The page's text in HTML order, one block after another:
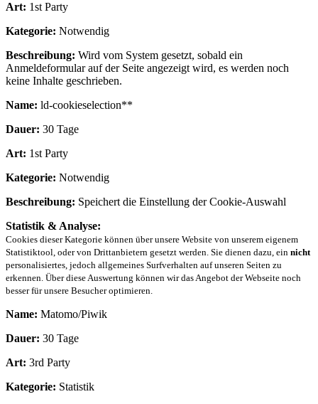
Art: 1st Party
Kategorie: Notwendig
Beschreibung: Wird vom System gesetzt, sobald ein
Anmeldeformular auf der Seite angezeigt wird, es werden noch
keine Inhalte geschrieben.
Name: ld-cookieselection**
Dauer: 30 Tage
Art: 1st Party
Kategorie: Notwendig
Beschreibung: Speichert die Einstellung der Cookie-Auswahl
Statistik & Analyse:
Cookies dieser Kategorie können über unsere Website von unserem eigenem
Statistiktool, oder von Drittanbietern gesetzt werden. Sie dienen dazu, ein nicht
personalisiertes, jedoch allgemeines Surfverhalten auf unseren Seiten zu
erkennen. Über diese Auswertung können wir das Angebot der Webseite noch
besser für unsere Besucher optimieren.
Name: Matomo/Piwik
Dauer: 30 Tage
Art: 3rd Party
Kategorie: Statistik